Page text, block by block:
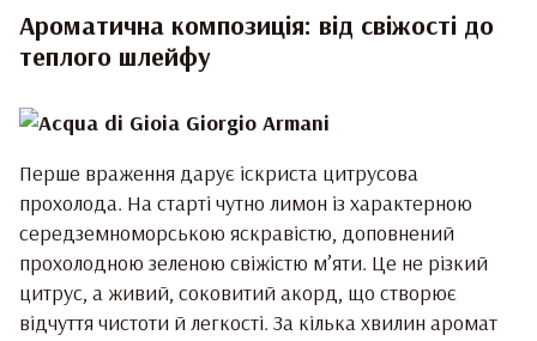
Ароматична композиція: від свіжості до
теплого шлейфу
Перше враження дарує іскриста цитрусова
прохолода. На старті чутно лимон із характерною
середземноморською яскравістю, доповнений
прохолодною зеленою свіжістю м’яти. Це не різкий
цитрус, а живий, соковитий акорд, що створює
відчуття чистоти й легкості. За кілька хвилин аромат